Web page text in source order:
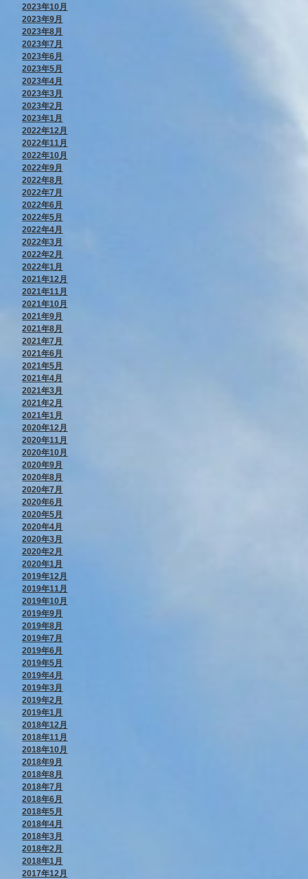
2023年10月
2023年9月
2023年8月
2023年7月
2023年6月
2023年5月
2023年4月
2023年3月
2023年2月
2023年1月
2022年12月
2022年11月
2022年10月
2022年9月
2022年8月
2022年7月
2022年6月
2022年5月
2022年4月
2022年3月
2022年2月
2022年1月
2021年12月
2021年11月
2021年10月
2021年9月
2021年8月
2021年7月
2021年6月
2021年5月
2021年4月
2021年3月
2021年2月
2021年1月
2020年12月
2020年11月
2020年10月
2020年9月
2020年8月
2020年7月
2020年6月
2020年5月
2020年4月
2020年3月
2020年2月
2020年1月
2019年12月
2019年11月
2019年10月
2019年9月
2019年8月
2019年7月
2019年6月
2019年5月
2019年4月
2019年3月
2019年2月
2019年1月
2018年12月
2018年11月
2018年10月
2018年9月
2018年8月
2018年7月
2018年6月
2018年5月
2018年4月
2018年3月
2018年2月
2018年1月
2017年12月